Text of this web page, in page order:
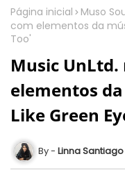
Página inicial Muso
com elementos da
Too'
Music
elementos
Like Green
Linna Santiago